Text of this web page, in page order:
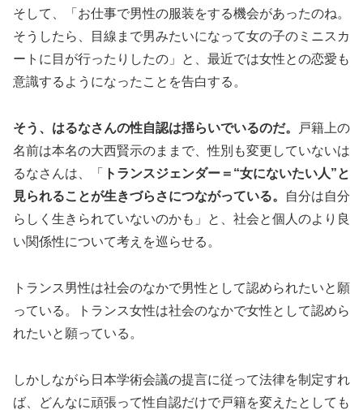
そして、「お仕事で男性の服装をする機会があったのね。
そうしたら、目線まで男みたいになって女の子のミニスカ
ートに目が行ったりしたの」と、最近では女性との恋愛も
意識するようになったことを告白する。
そう、はるなさんの性自認は揺らいでいるのだ。
戸籍上の
名前は本名の大西賢示のままで、性別も変更していないは
るなさんは、「
トランスジェンダー＝“女にないたい人”と
見られることが生きづらさにつながっている。
自分は自分
らしく生きられていないのかも」と、社会と個人のより良
い関係性について考えを巡らせる。
トランス男性は社会のなかで男性として認められたいと願
っている。トランス女性は社会のなかで女性として認めら
れたいと願っている。
しかしながら日本学術会議の提言に従って法律を制定すれ
ば、どんなに頑張って性自認だけで戸籍を変えたとしても